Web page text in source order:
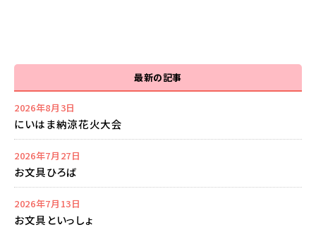
最新の記事
2026年8月3日
にいはま納涼花火大会
2026年7月27日
お文具ひろば
2026年7月13日
お文具といっしょ